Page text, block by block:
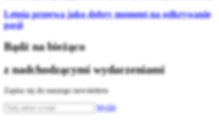
Letnia przerwa jako dobry moment na odkrywanie
pasji
Bądź na bieżąco
z nadchodzącymi wydarzeniami
Zapisz się do naszego newslettera
Wyślij